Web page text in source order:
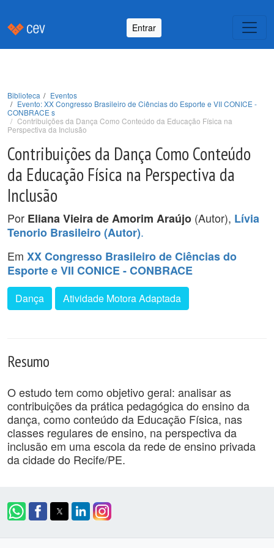
Entrar
Biblioteca
Eventos
Evento: XX Congresso Brasileiro de Ciências do Esporte e VII CONICE -
CONBRACE s
Contribuições da Dança Como Conteúdo da Educação Física na
Perspectiva da Inclusão
Contribuições da Dança Como Conteúdo
da Educação Física na Perspectiva da
Inclusão
Por Eliana Vieira de Amorim Araújo (Autor), Lívia
Tenorio Brasileiro (Autor).
Em XX Congresso Brasileiro de Ciências do
Esporte e VII CONICE - CONBRACE
Dança Atividade Motora Adaptada
Resumo
O estudo tem como objetivo geral: analisar as
contribuições da prática pedagógica do ensino da
dança, como conteúdo da Educação Física, nas
classes regulares de ensino, na perspectiva da
inclusão em uma escola da rede de ensino privada
da cidade do Recife/PE.